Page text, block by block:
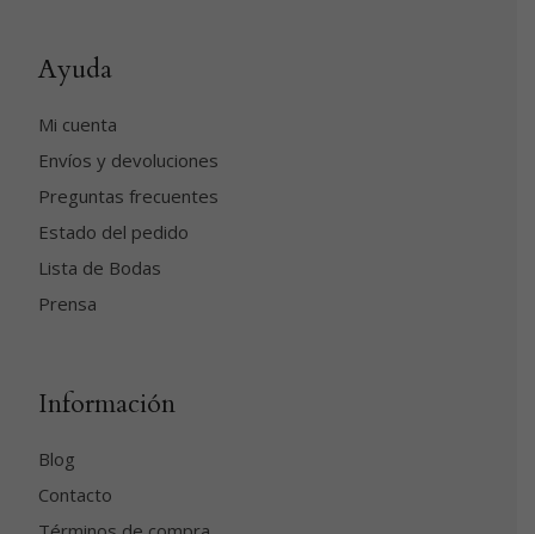
Ayuda
Mi cuenta
Envíos y devoluciones
Preguntas frecuentes
Estado del pedido
Lista de Bodas
Prensa
Información
Blog
Contacto